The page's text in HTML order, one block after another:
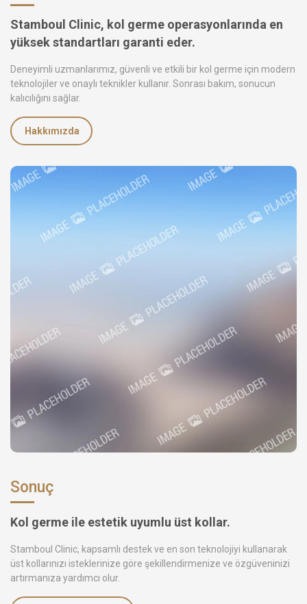
Stamboul Clinic, kol germe operasyonlarında en
yüksek standartları garanti eder.
Deneyimli uzmanlarımız, güvenli ve etkili bir kol germe için modern
teknolojiler ve onaylı teknikler kullanır. Sonrası bakım, sonucun
kalıcılığını sağlar.
Hakkımızda
Sonuç
Kol germe ile estetik uyumlu üst kollar.
Stamboul Clinic, kapsamlı destek ve en son teknolojiyi kullanarak
üst kollarınızı isteklerinize göre şekillendirmenize ve özgüveninizi
artırmanıza yardımcı olur.